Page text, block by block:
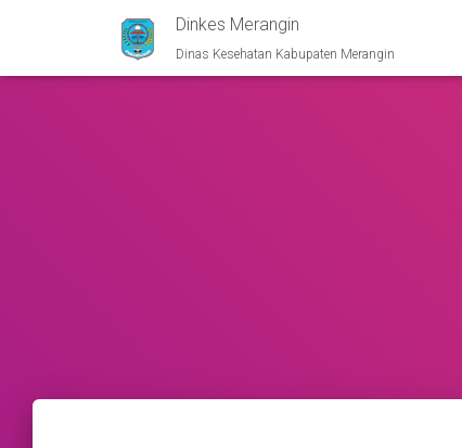
Dinkes Merangin
Dinas Kesehatan Kabupaten Merangin